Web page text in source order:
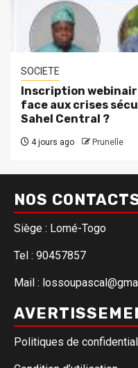
SOCIETE
Inscription
face aux crises
Sahel Central ?
4 jours ago Prunelle
NOS
Siège : Lomé-Togo
Tel : 90457857
Mail :
Politiques de